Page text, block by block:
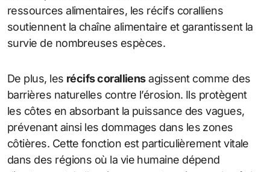
ressources alimentaires, les récifs coralliens
soutiennent la chaîne alimentaire et garantissent la
survie de nombreuses espèces.
De plus, les récifs coralliensagissent comme des
barrières naturelles contre l’érosion. Ils protègent
les côtes en absorbant la puissance des vagues,
prévenant ainsi les dommages dans les zones
côtières. Cette fonction est particulièrement vitale
dans des régions où la vie humaine dépend